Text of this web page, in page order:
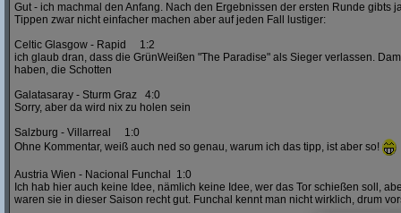
Gut - ich machmal den Anfang. Nach den Ergebnissen der ersten Runde gibts
Tippen zwar nicht einfacher machen aber auf jeden Fall lustiger:
Celtic Glasgow - Rapid 1:2
ich glaub dran, dass die GrünWeißen "The Paradise" als Sieger verlassen.
haben, die Schotten
Galatasaray - Sturm Graz 4:0
Sorry, aber da wird nix zu holen sein
Salzburg - Villarreal 1:0
Ohne Kommentar, weiß auch ned so genau, warum ich das tipp, ist aber so!
Austria Wien - Nacional Funchal 1:0
Ich hab hier auch keine Idee, nämlich keine Idee, wer das Tor schießen soll,
waren sie in dieser Saison recht gut. Funchal kennt man nicht wirklich, drum